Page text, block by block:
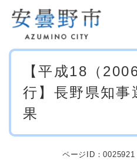
メニューを飛
本
【平成18（
行】長野県知
果
ページID：0025921